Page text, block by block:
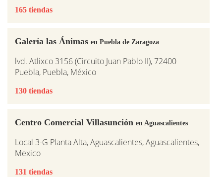
165 tiendas
Galería las Ánimas en Puebla de Zaragoza
lvd. Atlixco 3156 (Circuito Juan Pablo II), 72400
Puebla, Puebla, México
130 tiendas
Centro Comercial Villasunción en Aguascalientes
Local 3-G Planta Alta, Aguascalientes, Aguascalientes,
Mexico
131 tiendas